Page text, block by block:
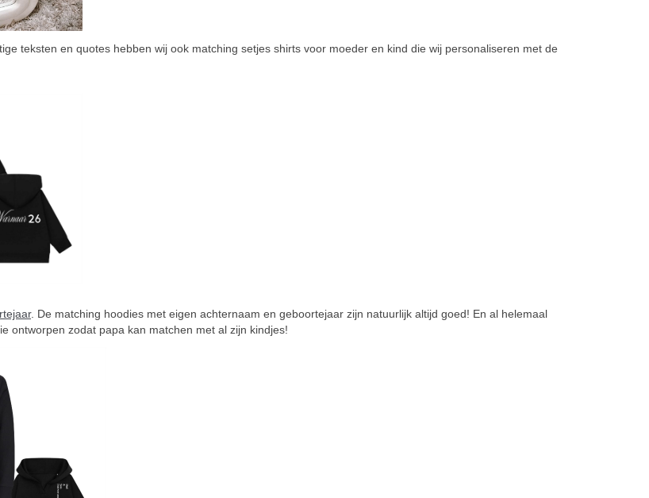
teksten en quotes hebben wij ook matching setjes shirts voor moeder en kind die wij personaliseren met de
. De matching hoodies met eigen achternaam en geboortejaar zijn natuurlijk altijd goed! En al helemaal
ontworpen zodat papa kan matchen met al zijn kindjes!